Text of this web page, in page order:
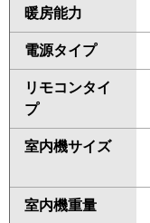
暖房能力
電源タイプ
リモコンタイ
プ
室内機サイズ
室内機重量